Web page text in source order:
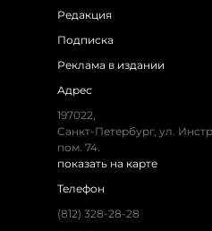
Редакция
Подписка
Реклама в издании
Адрес
197022,
Санкт-Петербург, ул.
пом. 74.
показать на карте
Телефон
(812) 328-28-28